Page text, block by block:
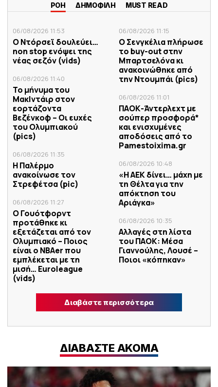
ΡΟΗ ΔΗΜΟΦΙΛΗ MUST READ
06/08/2026 11:53
Ο Ντόρσεϊ δουλεύει…
non stop ενόψει της
νέας σεζόν (vids)
06/08/2026 11:40
Το μήνυμα του
ΜακΙντάιρ στον
εορτάζοντα
Βεζένκοφ – Οι ευχές
του Ολυμπιακού
(pics)
06/08/2026 11:35
Η Παλέρμο
ανακοίνωσε τον
Στρεφέτσα (pic)
06/08/2026 11:27
Ο Γουότφορντ
προτάθηκε κι
εξετάζεται από τον
Ολυμπιακό – Ποιος
είναι ο ΝΒΑer που
εμπλέκεται με τη
μισή… Euroleague
(vids)
06/08/2026 11:15
Ο Σενγκέλια πλήρωσε
το buy-out στην
Μπαρτσελόνα κι
ανακοινώθηκε από
την Ντουμπάι (pics)
06/08/2026 11:01
ΠΑΟΚ-Άντερλεχτ με
σούπερ προσφορά*
και ενισχυμένες
αποδόσεις από το
Pamestoixima.gr
06/08/2026 10:48
«Η ΑΕΚ δίνει… μάχη με
τη Θέλτα για την
απόκτηση του
Αριάγκα»
06/08/2026 10:35
Αλλαγές στη λίστα
του ΠΑΟΚ: Μέσα
Γιαννούλης, Λουσέ –
Ποιοι «κόπηκαν»
Διαβάστε περισσότερα
ΔΙΑΒΑΣΤΕ ΑΚΟΜΑ